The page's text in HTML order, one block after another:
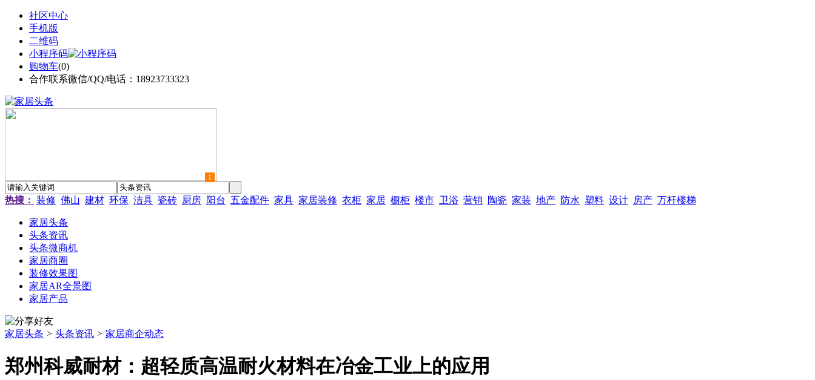
社区中心
手机版
二维码
小程序码
购物车(0)
合作联系微信/QQ/电话：18923733323
1
热搜： 装修 佛山 建材 环保 洁具 瓷砖 厨房 阳台 五金配件 家具 家居装修 衣柜 家居 橱柜 楼市 卫浴 营销 陶瓷 家装 地产 防水 塑料 设计 房产 万杆楼梯
家居头条
头条资讯
头条微商机
家居商圈
装修效果图
家居AR全景图
家居产品
家居头条 > 头条资讯 > 家居商企动态
郑州科威耐材：超轻质高温耐火材料在冶金工业上的应用